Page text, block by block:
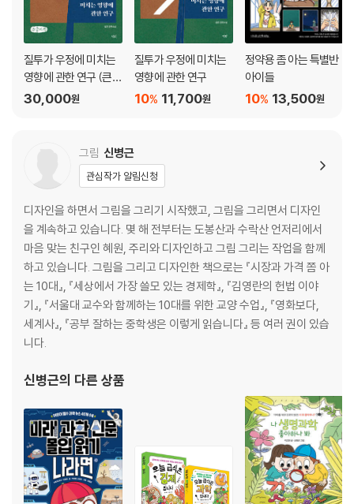
말을 아끼자! 그래도 할 말은 하자
서투른 사람도 필요하다
도울 때는 최선을 다하자
먼저 베풀자
6장 함께 살아가는 세상
같은 입장에서 공감하기
약자들의 고통 이해하기
나무를 베지 못하는 마음
세상의 주인으로 살기 위해
모두가 통하는 세상
출처
질투가 우정에 미치는
영향에 관한 연구 (큰글
자책)
30,000원
질투가 우정에 미치는
영향에 관한 연구
11,700원
10%
정약용 좀 아는 특별반
아이들
13,500원
10%
그림 신병근
관심작가 알림신청
디자인을 하면서 그림을 그리기 시작했고, 그림을 그리면서 디자인
을 계속하고 있습니다. 몇 해 전부터는 도봉산과 수락산 언저리에서
마음 맞는 친구인 혜원, 주리와 디자인하고 그림 그리는 작업을 함께
하고 있습니다. 그림을 그리고 디자인한 책으로는 『시장과 가격 쫌 아
는 10대』, 『세상에서 가장 쓸모 있는 경제학』, 『김영란의 헌법 이야
기』, 『서울대 교수와 함께하는 10대를 위한 교양 수업』, 『영화보다,
세계사』, 『공부 잘하는 중학생은 이렇게 읽습니다』 등 여러 권이 있습
니다.
신병근의 다른 상품